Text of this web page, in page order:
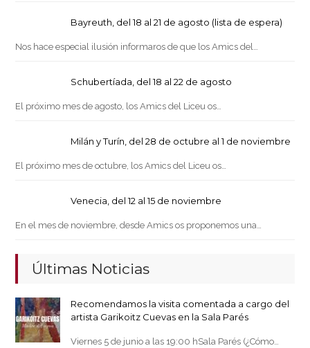
Bayreuth, del 18 al 21 de agosto (lista de espera)
Nos hace especial ilusión informaros de que los Amics del…
Schubertíada, del 18 al 22 de agosto
El próximo mes de agosto, los Amics del Liceu os…
Milán y Turín, del 28 de octubre al 1 de noviembre
El próximo mes de octubre, los Amics del Liceu os…
Venecia, del 12 al 15 de noviembre
En el mes de noviembre, desde Amics os proponemos una…
Últimas Noticias
Recomendamos la visita comentada a cargo del
artista Garikoitz Cuevas en la Sala Parés
Viernes 5 de junio a las 19:00 hSala Parés (¿Cómo…